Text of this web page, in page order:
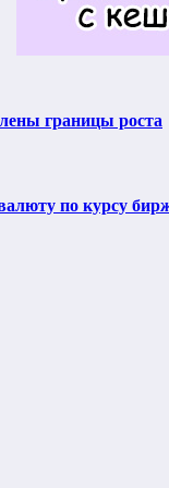
границы роста
по курсу